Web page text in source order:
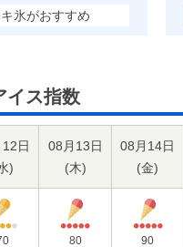
氷がおすすめ
イス指数
日
)
08月13日
(木)
08月14日
(金)
80 90